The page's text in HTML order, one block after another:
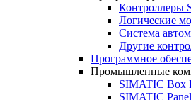
Контроллеры
Логические
Система
Другие
Программное
Промышленные
SIMATIC Box
SIMATIC